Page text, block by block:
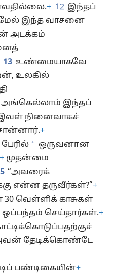
+ 12 இந்தப்
இந்த வாசனை
அடக்கம்
13 உண்மையாகவே
உலகில்
அங்கெல்லாம் இந்தப்
நினைவாகச்
+
* ஒருவனான
+ முதன்மை
“அவரைக்
என்ன தருவீர்கள்?”+
வெள்ளிக் காசுகள்
செய்தார்கள்.+
தேடிக்கொண்டே
பண்டிகையின்+